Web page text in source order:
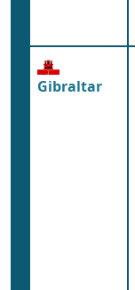
Gibraltar